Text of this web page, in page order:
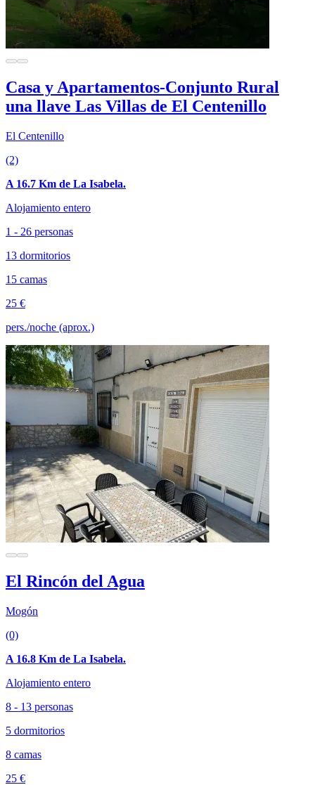
Casa y Apartamentos-Conjunto Rural
una llave Las Villas de El Centenillo
El Centenillo
(2)
A 16.7 Km de La Isabela.
Alojamiento entero
1 - 26 personas
13 dormitorios
15 camas
25 €
pers./noche (aprox.)
El Rincón del Agua
Mogón
(0)
A 16.8 Km de La Isabela.
Alojamiento entero
8 - 13 personas
5 dormitorios
8 camas
25 €